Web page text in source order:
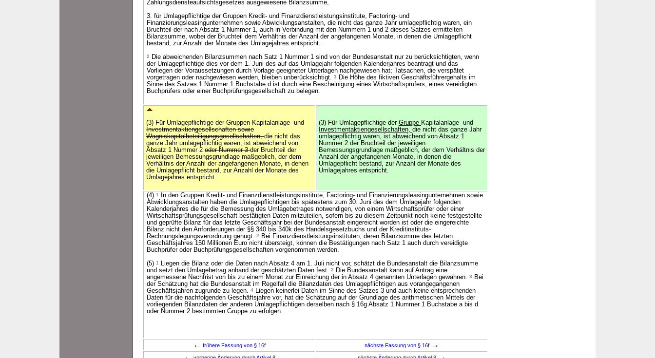
Zahlungsdiensteaufsichtsgesetzes ausgewiesene Bilanzsumme,
3. für Umlagepflichtige der Gruppen Kredit- und Finanzdienstleistungsinstitute, Factoring- und
Finanzierungsleasingunternehmen sowie Abwicklungsanstalten, die nicht das ganze Jahr umlagepflichtig waren, ein
Bruchteil der nach Absatz 1 Nummer 1, auch in Verbindung mit den Nummern 1 und 2 dieses Satzes ermittelten
Bilanzsumme, wobei der Bruchteil dem Verhältnis der Anzahl der angefangenen Monate, in denen die Umlagepflicht
bestand, zur Anzahl der Monate des Umlagejahres entspricht.
2
Die abweichenden Bilanzsummen nach Satz 1 Nummer 1 sind von der Bundesanstalt nur zu berücksichtigten, wenn
der Umlagepflichtige dies vor dem 1. Juni des auf das Umlagejahr folgenden Kalenderjahres beantragt und das
Vorliegen der Voraussetzungen durch Vorlage geeigneter Unterlagen nachgewiesen hat; Tatsachen, die verspätet
vorgetragen oder nachgewiesen werden, bleiben unberücksichtigt. 3
Die Höhe des fiktiven Geschäftsführergehalts im
Sinne des Satzes 1 Nummer 1 Buchstabe d ist durch eine Bescheinigung eines Wirtschaftsprüfers, eines vereidigten
Buchprüfers oder einer Buchprüfungsgesellschaft zu belegen.
(3) Für Umlagepflichtige der GruppenKapitalanlage- und
Investmentaktiengesellschaften sowie
Wagniskapitalbeteiligungsgesellschaften,die nicht das
ganze Jahr umlagepflichtig waren, ist abweichend von
Absatz 1 Nummer 2 oder Nummer 3der Bruchteil der
jeweiligen Bemessungsgrundlage maßgeblich, der dem
Verhältnis der Anzahl der angefangenen Monate, in denen
die Umlagepflicht bestand, zur Anzahl der Monate des
Umlagejahres entspricht.
(3) Für Umlagepflichtige der Gruppe Kapitalanlage- und
Investmentaktiengesellschaften, die nicht das ganze Jahr
umlagepflichtig waren, ist abweichend von Absatz 1
Nummer 2 der Bruchteil der jeweiligen
Bemessungsgrundlage maßgeblich, der dem Verhältnis der
Anzahl der angefangenen Monate, in denen die
Umlagepflicht bestand, zur Anzahl der Monate des
Umlagejahres entspricht.
(4) 1
In den Gruppen Kredit- und Finanzdienstleistungsinstitute, Factoring- und Finanzierungsleasingunternehmen sowie
Abwicklungsanstalten haben die Umlagepflichtigen bis spätestens zum 30. Juni des dem Umlagejahr folgenden
Kalenderjahres die für die Bemessung des Umlagebetrages notwendigen, von einem Wirtschaftsprüfer oder einer
Wirtschaftsprüfungsgesellschaft bestätigten Daten mitzuteilen, sofern bis zu diesem Zeitpunkt noch keine festgestellte
und geprüfte Bilanz für das letzte Geschäftsjahr bei der Bundesanstalt eingereicht worden ist oder die eingereichte
Bilanz nicht den Anforderungen der §§ 340 bis 340k des Handelsgesetzbuchs und der Kreditinstituts-
Rechnungslegungsverordnung genügt. 2
Bei Finanzdienstleistungsinstituten, deren Bilanzsumme des letzten
Geschäftsjahres 150 Millionen Euro nicht übersteigt, können die Bestätigungen nach Satz 1 auch durch vereidigte
Buchprüfer oder Buchprüfungsgesellschaften vorgenommen werden.
(5) 1
Liegen die Bilanz oder die Daten nach Absatz 4 am 1. Juli nicht vor, schätzt die Bundesanstalt die Bilanzsumme
und setzt den Umlagebetrag anhand der geschätzten Daten fest. 2
Die Bundesanstalt kann auf Antrag eine
angemessene Nachfrist von bis zu einem Monat zur Einreichung der in Absatz 4 genannten Unterlagen gewähren. 3
Bei
der Schätzung hat die Bundesanstalt im Regelfall die Bilanzdaten des Umlagepflichtigen aus vorangegangenen
Geschäftsjahren zugrunde zu legen. 4 Liegen keinerlei Daten im Sinne des Satzes 3 und auch keine entsprechenden
Daten für die nachfolgenden Geschäftsjahre vor, hat die Schätzung auf der Grundlage des arithmetischen Mittels der
vorliegenden Bilanzdaten der anderen Umlagepflichtigen derselben nach § 16g Absatz 1 Nummer 1 Buchstabe a bis d
oder Nummer 2 bestimmten Gruppe zu erfolgen.
← frühere Fassung von § 16f nächste Fassung von § 16f →